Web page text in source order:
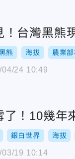
！台灣黑熊
熊 海拔 農業
04/24 10:49
了！10幾
銀白世界 海拔
03/19 10:14